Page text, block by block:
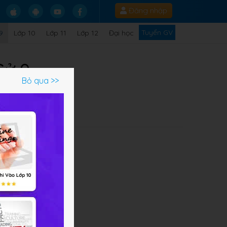
Đăng nhập
Lớp 10 Lớp 11 Lớp 12 Đại học Tuyển GV
9
Bỏ qua >>